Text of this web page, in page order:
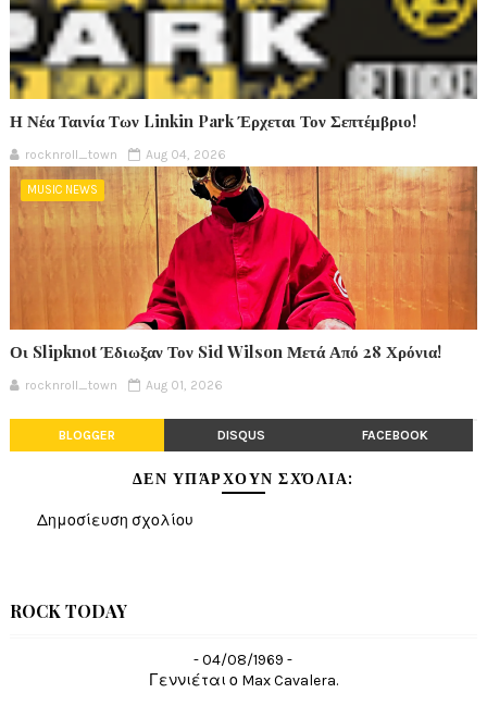
Η Νέα Ταινία Των Linkin Park Έρχεται Τον Σεπτέμβριο!
rocknroll_town Aug 04, 2026
MUSIC NEWS
Οι Slipknot Έδιωξαν Τον Sid Wilson Μετά Από 28 Χρόνια!
rocknroll_town Aug 01, 2026
BLOGGER DISQUS FACEBOOK
ΔΕΝ ΥΠΆΡΧΟΥΝ ΣΧΌΛΙΑ:
Δημοσίευση σχολίου
ROCK TODAY
- 04/08/1969 -
Γεννιέται ο Max Cavalera.